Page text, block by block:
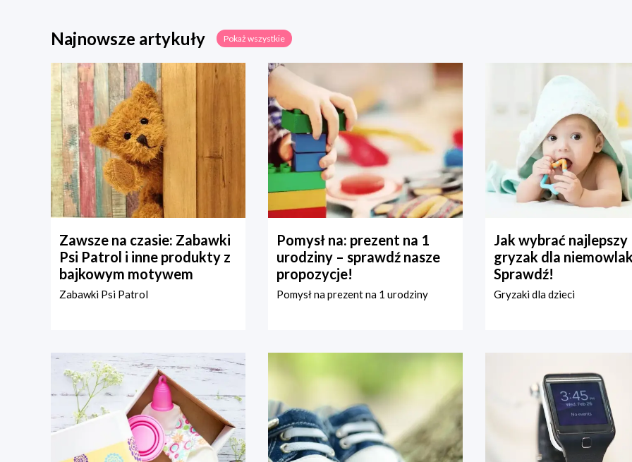
Najnowsze artykuły Pokaż wszystkie
Zawsze na czasie: Zabawki
Psi Patrol i inne produkty z
bajkowym motywem
Zabawki Psi Patrol
Pomysł na: prezent na 1
urodziny – sprawdź nasze
propozycje!
Pomysł na prezent na 1 urodziny
Jak wybrać najlepszy
gryzak dla
Sprawdź!
Gryzaki dla dzieci